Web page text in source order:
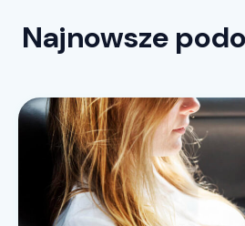
Najnowsze